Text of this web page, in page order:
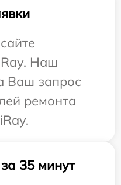
Наш
Ваш запрос
ремонта
35 минут